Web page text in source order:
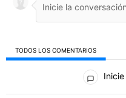
TODOS LOS COMENTARIOS
Todos los